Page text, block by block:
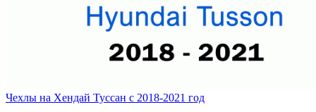
Чехлы на Хендай Туссан с 2018-2021 год